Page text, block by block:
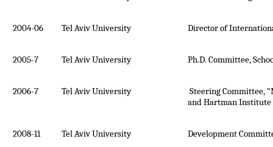
2004-06 Tel Aviv University Director of
2005-7 Tel Aviv University Ph.D. Committee,
2006-7 Tel Aviv University
Steering Committee,
and Hartman Institute
2008-11 Tel Aviv University Development